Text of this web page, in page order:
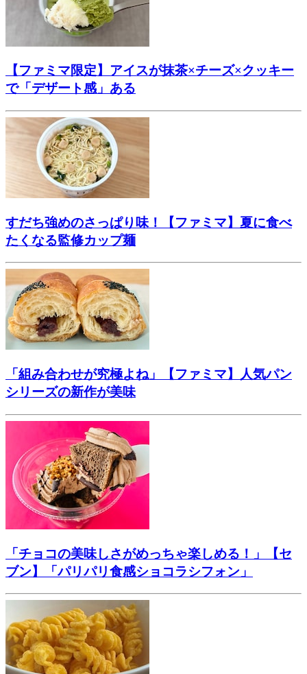
【ファミマ限定】アイスが抹茶×チーズ×クッキー
で「デザート感」ある
すだち強めのさっぱり味！【ファミマ】夏に食べ
たくなる監修カップ麺
「組み合わせが究極よね」【ファミマ】人気パン
シリーズの新作が美味
「チョコの美味しさがめっちゃ楽しめる！」【セ
ブン】「パリパリ食感ショコラシフォン」